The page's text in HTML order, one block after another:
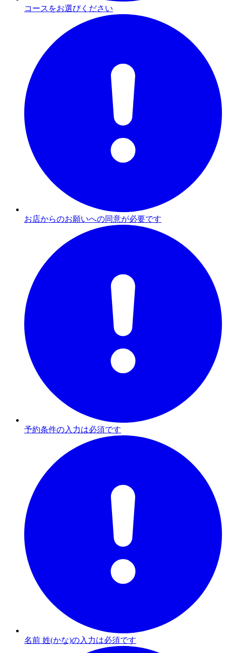
コースをお選びください
お店からのお願いへの同意が必要です
予約条件の入力は必須です
名前 姓(かな)の入力は必須です